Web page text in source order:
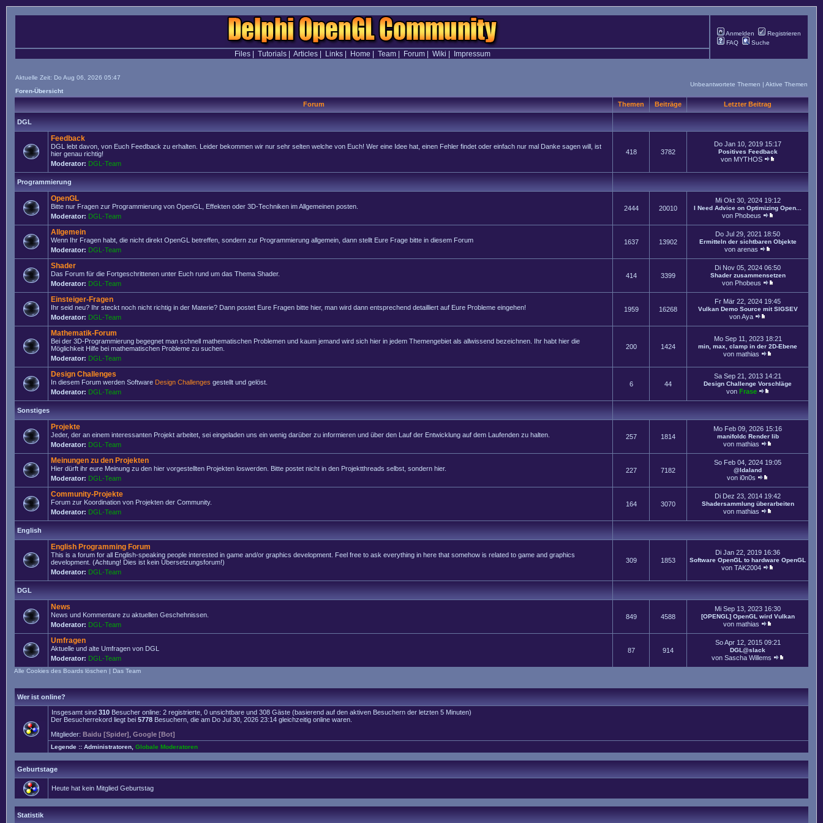
Anmelden
Registrieren
FAQ
Suche
Files| Tutorials| Articles| Links| Home Team| Forum| Wiki Impressum
Aktuelle Zeit: Do Aug 06, 2026 05:47
Foren-Übersicht
Unbeantwortete Themen | Aktive Themen
Forum Themen Beiträge Letzter Beitrag
DGL
Feedback
DGL lebt davon, von Euch Feedback zu erhalten. Leider bekommen wir nur sehr selten welche von Euch! Wer eine Idee hat, einen Fehler findet oder einfach nur mal Danke sagen will, ist
hier genau richtig!
Moderator: DGL-Team
418 3782
Do Jan 10, 2019 15:17
Positives Feedback
von MYTHOS
Programmierung
OpenGL
Bitte nur Fragen zur Programmierung von OpenGL, Effekten oder 3D-Techniken im Allgemeinen posten.
Moderator: DGL-Team
2444 20010
Mi Okt 30, 2024 19:12
I Need Advice on Optimizing Open...
von Phobeus
Allgemein
Wenn Ihr Fragen habt, die nicht direkt OpenGL betreffen, sondern zur Programmierung allgemein, dann stellt Eure Frage bitte in diesem Forum
Moderator: DGL-Team
1637 13902
Do Jul 29, 2021 18:50
Ermitteln der sichtbaren Objekte
von arenas
Shader
Das Forum für die Fortgeschrittenen unter Euch rund um das Thema Shader.
Moderator: DGL-Team
414 3399
Di Nov 05, 2024 06:50
Shader zusammensetzen
von Phobeus
Einsteiger-Fragen
Ihr seid neu? Ihr steckt noch nicht richtig in der Materie? Dann postet Eure Fragen bitte hier, man wird dann entsprechend detailliert auf Eure Probleme eingehen!
Moderator: DGL-Team
1959 16268
Fr Mär 22, 2024 19:45
Vulkan Demo Source mit SIGSEV
vonAya
Mathematik-Forum
Bei der 3D-Programmierung begegnet man schnell mathematischen Problemen und kaum jemand wird sich hier in jedem Themengebiet als allwissend bezeichnen. Ihr habt hier die
Möglichkeit Hilfe bei mathematischen Probleme zu suchen.
Moderator: DGL-Team
200 1424
Mo Sep 11, 2023 18:21
min, max, clamp in der 2D-Ebene
von mathias
Design Challenges
In diesem Forum werden Software Design Challenges gestellt und gelöst.
Moderator: DGL-Team
6 44
Sa Sep 21, 2013 14:21
Design Challenge Vorschläge
von Frase
Sonstiges
Projekte
Jeder, der an einem interessanten Projekt arbeitet, sei eingeladen uns ein wenig darüber zu informieren und über den Lauf der Entwicklung auf dem Laufenden zu halten.
Moderator: DGL-Team
257 1814
Mo Feb 09, 2026 15:16
manifoldc Render lib
von mathias
Meinungen zu den Projekten
Hier dürft ihr eure Meinung zu den hier vorgestellten Projekten loswerden. Bitte postet nicht in den Projektthreads selbst, sondern hier.
Moderator: DGL-Team
227 7182
So Feb 04, 2024 19:05
@Idaland
von i0n0s
Community-Projekte
Forum zur Koordination von Projekten der Community.
Moderator: DGL-Team
164 3070
Di Dez 23, 2014 19:42
Shadersammlung überarbeiten
von mathias
English
English Programming Forum
This is a forum for all English-speaking people interested in game and/or graphics development. Feel free to ask everything in here that somehow is related to game and graphics
development. (Achtung! Dies ist kein Übersetzungsforum!)
Moderator: DGL-Team
309 1853
Di Jan 22, 2019 16:36
Software OpenGL to hardware OpenGL
von TAK2004
DGL
News
News und Kommentare zu aktuellen Geschehnissen.
Moderator: DGL-Team
849 4588
Mi Sep 13, 2023 16:30
[OPENGL] OpenGL wird Vulkan
von mathias
Umfragen
Aktuelle und alte Umfragen von DGL
Moderator: DGL-Team
87 914
So Apr 12, 2015 09:21
DGL@slack
von Sascha Willems
Alle Cookies des Boards löschen | Das Team
Wer ist online?
Insgesamt sind 310 Besucher online: 2 registrierte, 0 unsichtbare und 308 Gäste (basierend auf den aktiven Besuchern der letzten 5 Minuten)
Der Besucherrekord liegt bei 5778 Besuchern, die am Do Jul 30, 2026 23:14 gleichzeitig online waren.
Mitglieder: Baidu [Spider] Google [Bot]
Legende :: Administratoren Globale Moderatoren
Geburtstage
Heute hat kein Mitglied Geburtstag
Statistik